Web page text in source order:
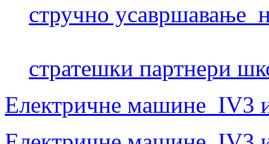
стручно усавршавање
стратешки партнери
Eлектричне машине_IV3